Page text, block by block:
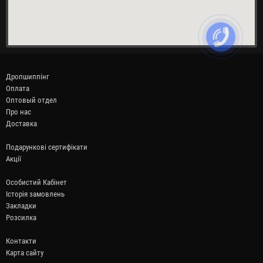
Дропшиппінг
Оплата
Оптовый отдел
Про нас
Доставка
Подарункові сертифікати
Акції
Особистий Кабінет
Історія замовлень
Закладки
Розсилка
Контакти
Карта сайту